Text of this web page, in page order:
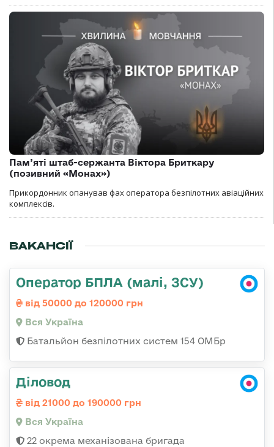
Пам’яті штаб-сержанта Віктора Бриткару
(позивний «Монах»)
Прикордонник опанував фах оператора безпілотних авіаційних
комплексів.
ВАКАНСІЇ
Оператор БПЛА (малі, ЗСУ)
від 50000 до 120000 грн
Вся Україна
Батальйон безпілотних систем 154 ОМБр
Діловод
від 21000 до 190000 грн
Вся Україна
22 окрема механізована бригада